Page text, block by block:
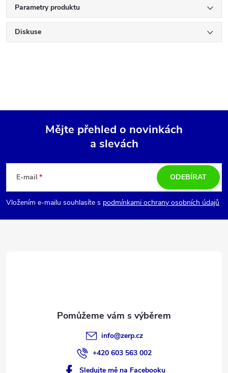
Parametry produktu
Diskuse
p
a
Mějte přehled o novinkách
a slevách
E-mail
Vložením e-mailu souhlasíte s podmínkami ochrany osobních údajů
ODEBÍRAT
info@zerp.cz
+420 603 563 002
Sledujte mě na Facebooku